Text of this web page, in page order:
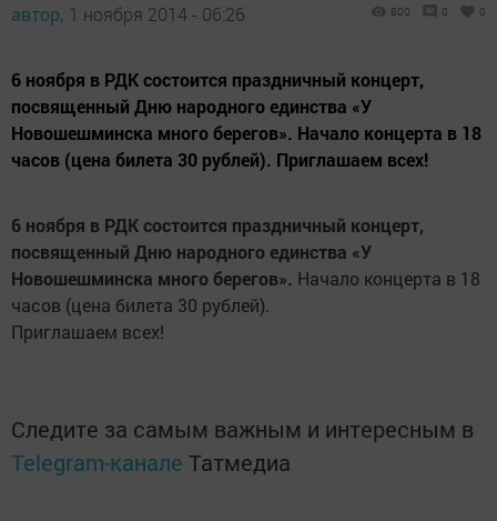
автор, 1 ноября 2014 - 06:26 800 0 0
6 ноября в РДК состоится праздничный концерт,
посвященный Дню народного единства «У
Новошешминска много берегов». Начало концерта в 18
часов (цена билета 30 рублей). Приглашаем всех!
6 ноября в РДК состоится праздничный концерт,
посвященный Дню народного единства «У
Новошешминска много берегов». Начало концерта в 18
часов (цена билета 30 рублей).
Приглашаем всех!
Следите за самым важным и интересным в
Telegram-канале Татмедиа